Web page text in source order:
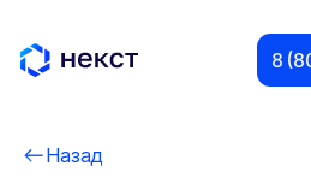
8 (800) 100-84-55